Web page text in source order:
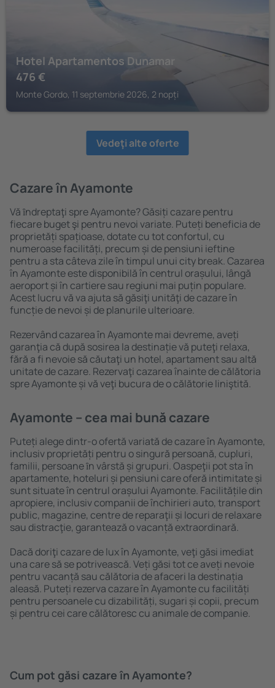
Hotel Apartamentos Dunamar
476 €
Monte Gordo, 11 septembrie 2026, 2 nopți
Vedeţi alte oferte
Cazare în Ayamonte
Vă ȋndreptaţi spre Ayamonte? Găsiți cazare pentru
fiecare buget şi pentru nevoi variate. Puteți beneficia de
proprietăți spațioase, dotate cu tot confortul, cu
numeroase facilități, precum și de pensiuni ieftine
pentru a sta câteva zile în timpul unui city break. Cazarea
în Ayamonte este disponibilă în centrul orașului, lângă
aeroport și în cartiere sau regiuni mai puțin populare.
Acest lucru vă va ajuta să găsiţi unităţi de cazare în
funcție de nevoi și de planurile ulterioare.
Rezervând cazarea în Ayamonte mai devreme, aveți
garanţia că după sosirea la destinație vă puteţi relaxa,
fără a fi nevoie să căutaţi un hotel, apartament sau altă
unitate de cazare. Rezervaţi cazarea înainte de călătoria
spre Ayamonte și vă veţi bucura de o călătorie liniştită.
Ayamonte – cea mai bună cazare
Puteți alege dintr-o ofertă variată de cazare în Ayamonte,
inclusiv proprietăți pentru o singură persoană, cupluri,
familii, persoane ȋn vârstă și grupuri. Oaspeţii pot sta în
apartamente, hoteluri și pensiuni care oferă intimitate și
sunt situate în centrul orașului Ayamonte. Facilitățile din
apropiere, inclusiv companii de închirieri auto, transport
public, magazine, centre de reparaţii și locuri de relaxare
sau distracţie, garantează o vacanță extraordinară.
Dacă doriţi cazare de lux în Ayamonte, veţi găsi imediat
una care să se potrivească. Veți găsi tot ce aveți nevoie
pentru vacanță sau călătoria de afaceri la destinația
aleasă. Puteți rezerva cazare în Ayamonte cu facilități
pentru persoanele cu dizabilități, sugari și copii, precum
și pentru cei care călătoresc cu animale de companie.
Cum pot găsi cazare în Ayamonte?